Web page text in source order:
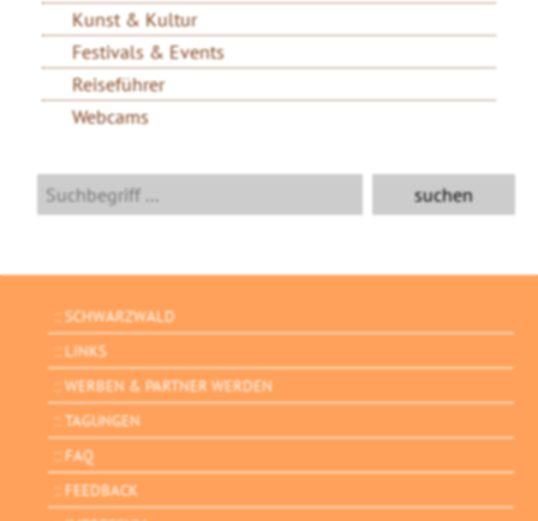
Kunst & Kultur
Festivals & Events
Reiseführer
Webcams
SCHWARZWALD
LINKS
WERBEN & PARTNER WERDEN
TAGUNGEN
FAQ
FEEDBACK